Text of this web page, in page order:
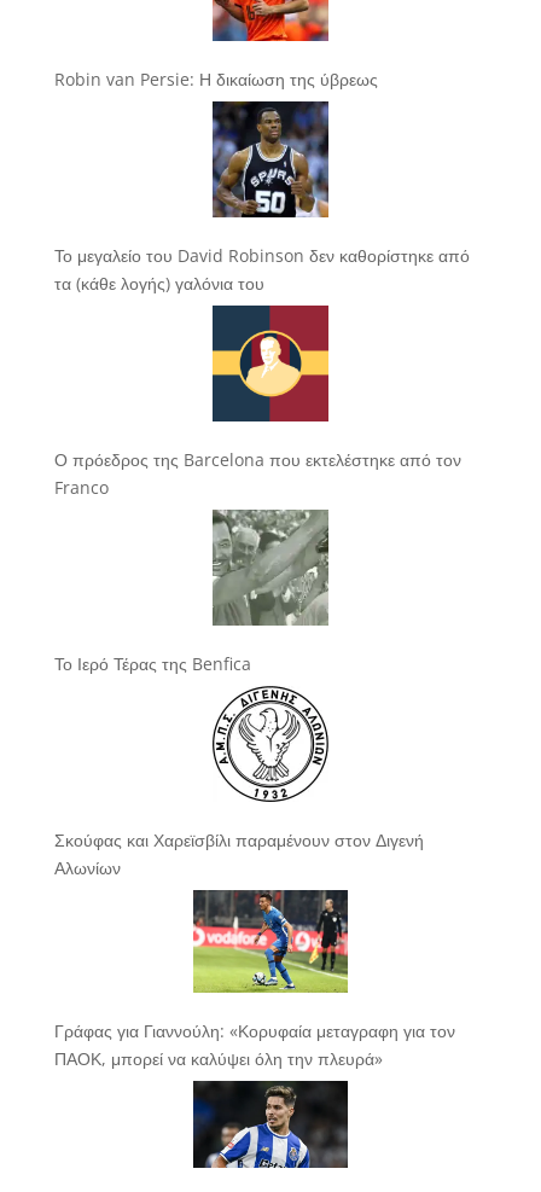
Robin van Persie: Η δικαίωση της ύβρεως
Το μεγαλείο του David Robinson δεν καθορίστηκε από
τα (κάθε λογής) γαλόνια του
Ο πρόεδρος της Barcelona που εκτελέστηκε από τον
Franco
Το Ιερό Τέρας της Benfica
Σκούφας και Χαρεϊσβίλι παραμένουν στον Διγενή
Αλωνίων
Γράφας για Γιαννούλη: «Κορυφαία μεταγραφη για τον
ΠΑΟΚ, μπορεί να καλύψει όλη την πλευρά»